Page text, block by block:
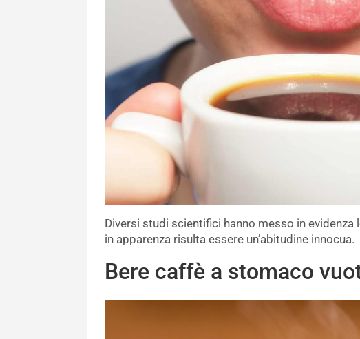
Diversi studi scientifici hanno messo in evidenza
in apparenza risulta essere un’abitudine innocua.
Bere caffè a stomaco